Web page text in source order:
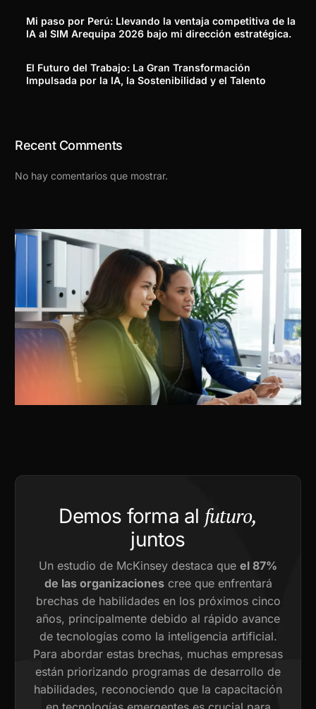
Mi paso por Perú: Llevando la ventaja competitiva de la
IA al SIM Arequipa 2026 bajo mi dirección estratégica.
El Futuro del Trabajo: La Gran Transformación
Impulsada por la IA, la Sostenibilidad y el Talento
Recent Comments
No hay comentarios que mostrar.
Demos forma al futuro,
juntos
Un estudio de McKinsey destaca que el 87%
de las organizacionescree que enfrentará
brechas de habilidades en los próximos cinco
años, principalmente debido al rápido avance
de tecnologías como la inteligencia artificial.
Para abordar estas brechas, muchas empresas
están priorizando programas de desarrollo de
habilidades, reconociendo que la capacitación